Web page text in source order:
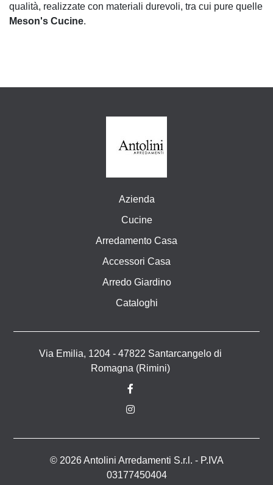
qualità, realizzate con materiali durevoli, tra cui pure quelle
Meson's Cucine.
Azienda
Cucine
Arredamento Casa
Accessori Casa
Arredo Giardino
Cataloghi
Via Emilia, 1204 - 47822 Santarcangelo di
Romagna (Rimini)
© 2026 Antolini Arredamenti S.r.l. - P.IVA
03177450404